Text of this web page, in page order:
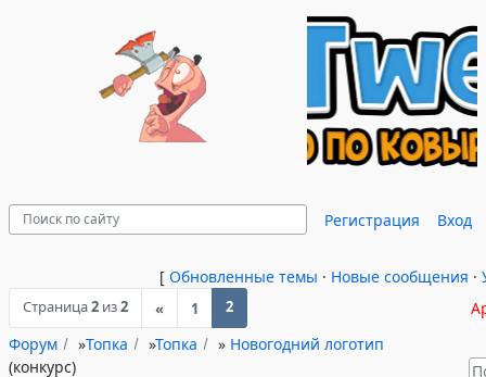
Регистрация Вход
[ Обновленные темы · Новые сообщения ·
Страница2 из2 « 1 2
Форум
»Топка »Топка » Новогодний логотип
(конкурс)